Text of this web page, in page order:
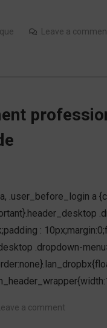
Leave a
.user_before_login a
:
.dropdown-
Leave a comment